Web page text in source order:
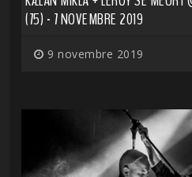
(75) - 7 NOVEMBRE 2019
9 novembre 2019